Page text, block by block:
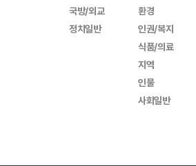
국방/외교
정치일반
환경
인권/복지
식품/의료
지역
인물
사회일반